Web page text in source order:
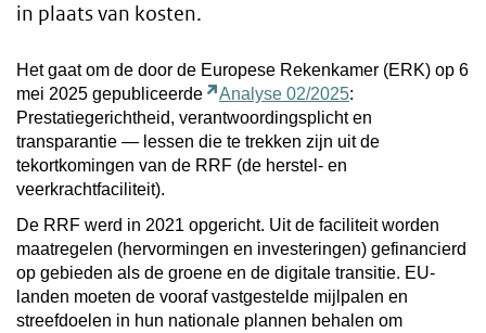
in plaats van kosten.
Het gaat om de door de Europese Rekenkamer (ERK) op 6
mei 2025 gepubliceerde
Analyse 02/2025:
Prestatiegerichtheid, verantwoordingsplicht en
transparantie — lessen die te trekken zijn uit de
tekortkomingen van de RRF (de herstel- en
veerkrachtfaciliteit).
De RRF werd in 2021 opgericht. Uit de faciliteit worden
maatregelen (hervormingen en investeringen) gefinancierd
op gebieden als de groene en de digitale transitie. EU-
landen moeten de vooraf vastgestelde mijlpalen en
streefdoelen in hun nationale plannen behalen om